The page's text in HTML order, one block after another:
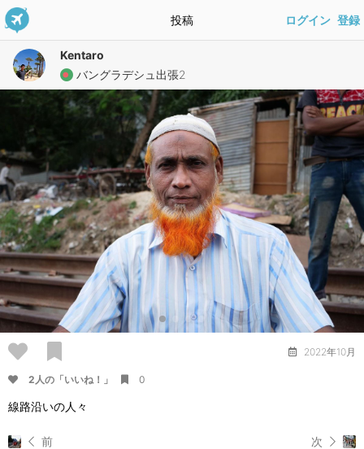
投稿 ログイン 登録
Kentaro
バングラデシュ出張2
2022年10月
2人の「いいね！」 0
線路沿いの人々
前 次